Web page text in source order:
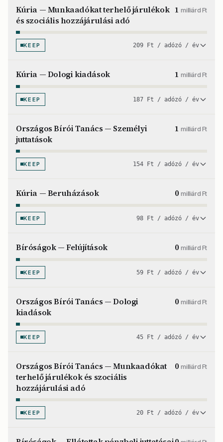
Kúria — Munkaadókat terhelő járulékok
és szociális hozzájárulási adó
1milliárd Ft
KEEP 209 Ft / adózó / év
Kúria — Dologi kiadások 1milliárd Ft
KEEP 187 Ft / adózó / év
Országos Bírói Tanács — Személyi
juttatások
1milliárd Ft
KEEP 154 Ft / adózó / év
Kúria — Beruházások 0milliárd Ft
KEEP 98 Ft / adózó / év
Bíróságok — Felújítások 0milliárd Ft
KEEP 59 Ft / adózó / év
Országos Bírói Tanács — Dologi
kiadások
0milliárd Ft
KEEP 45 Ft / adózó / év
Országos Bírói Tanács — Munkaadókat
terhelő járulékok és szociális
hozzájárulási adó
0milliárd Ft
KEEP 20 Ft / adózó / év